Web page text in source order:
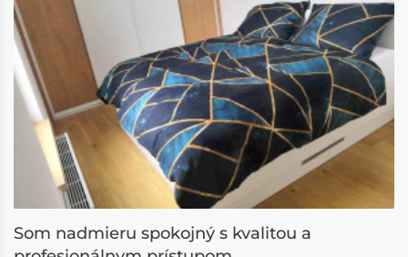
Som nadmieru spokojný s kvalitou a